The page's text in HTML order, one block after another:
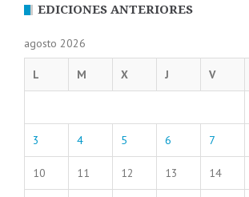
EDICIONES ANTERIORES
agosto 2026
L M X J V
3 4 5 6 7
10 11 12 13 14